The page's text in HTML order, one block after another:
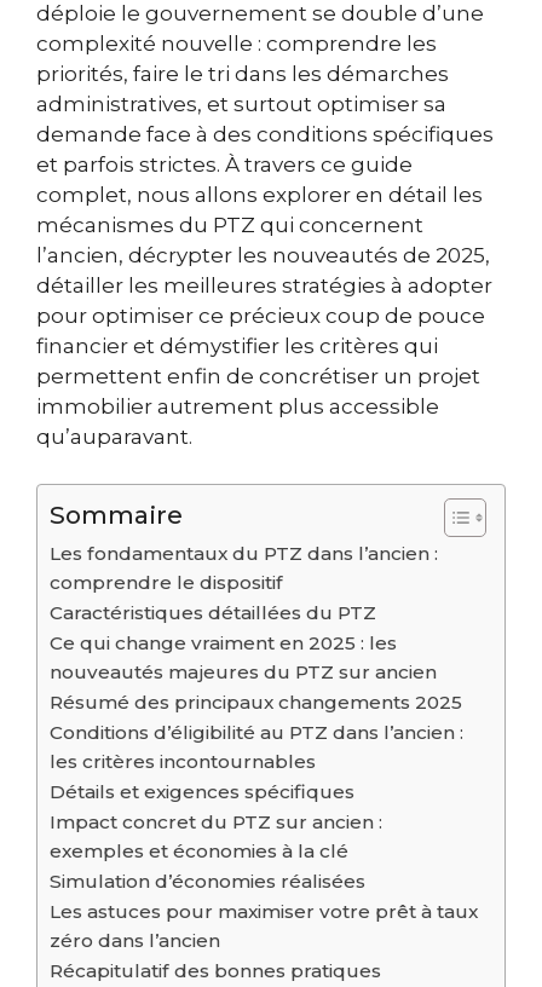
déploie le gouvernement se double d’une
complexité nouvelle : comprendre les
priorités, faire le tri dans les démarches
administratives, et surtout optimiser sa
demande face à des conditions spécifiques
et parfois strictes. À travers ce guide
complet, nous allons explorer en détail les
mécanismes du PTZ qui concernent
l’ancien, décrypter les nouveautés de 2025,
détailler les meilleures stratégies à adopter
pour optimiser ce précieux coup de pouce
financier et démystifier les critères qui
permettent enfin de concrétiser un projet
immobilier autrement plus accessible
qu’auparavant.
Sommaire
Les fondamentaux du PTZ dans l’ancien :
comprendre le dispositif
Caractéristiques détaillées du PTZ
Ce qui change vraiment en 2025 : les
nouveautés majeures du PTZ sur ancien
Résumé des principaux changements 2025
Conditions d’éligibilité au PTZ dans l’ancien :
les critères incontournables
Détails et exigences spécifiques
Impact concret du PTZ sur ancien :
exemples et économies à la clé
Simulation d’économies réalisées
Les astuces pour maximiser votre prêt à taux
zéro dans l’ancien
Récapitulatif des bonnes pratiques